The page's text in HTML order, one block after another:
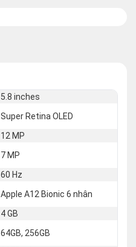
5.8 inches
Super Retina OLED
12 MP
7 MP
60 Hz
Apple A12 Bionic 6 nhân
4 GB
64GB, 256GB